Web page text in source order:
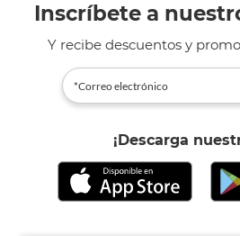
Inscríbete a
Y recibe descuentos y
¡Descarga